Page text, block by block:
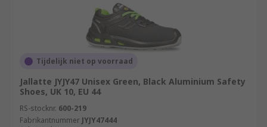
Tijdelijk niet op voorraad
Jallatte JYJY47 Unisex Green, Black Aluminium Safety
Shoes, UK 10, EU 44
RS-stocknr. 600-219
Fabrikantnummer JYJY47444